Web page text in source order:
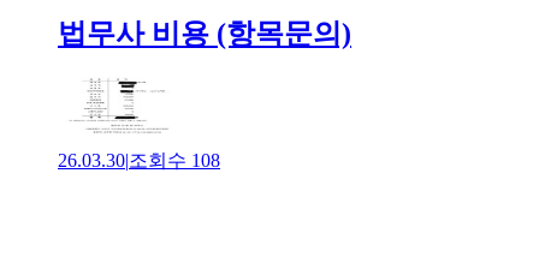
법무사 비용 (항목문의)
26.03.30|조회수 108